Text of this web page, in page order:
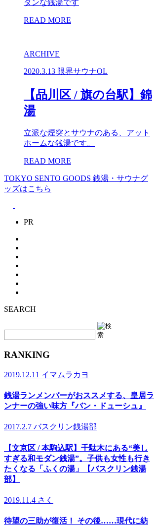
ダンな銭湯です
READ MORE
ARCHIVE
2020.3.13 限界サウナOL
【品川区 / 旗の台駅】錦
湯
立派な煙突とサウナのある、アット
ホームな銭湯です。
READ MORE
TOKYO SENTO GOODS 銭湯・サウナグ
ッズはこちら
PR
SEARCH
RANKING
2019.12.11 イマムラカヨ
銭湯ランメンバーがおススメする、皇居ラ
ンナーの強い味方『バン・ドューシュ』
2017.2.7 バスクリン銭湯部
【文京区 / 本駒込駅】千駄木にある“美し
すぎる和モダン銭湯”。子供も女性も行き
たくなる「ふくの湯」【バスクリン銭湯
部】
2019.11.4 さく
待望の三助が復活！ その後……現代に紡